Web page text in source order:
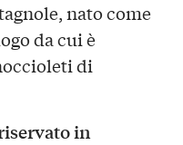
nato come
da cui è
di
in